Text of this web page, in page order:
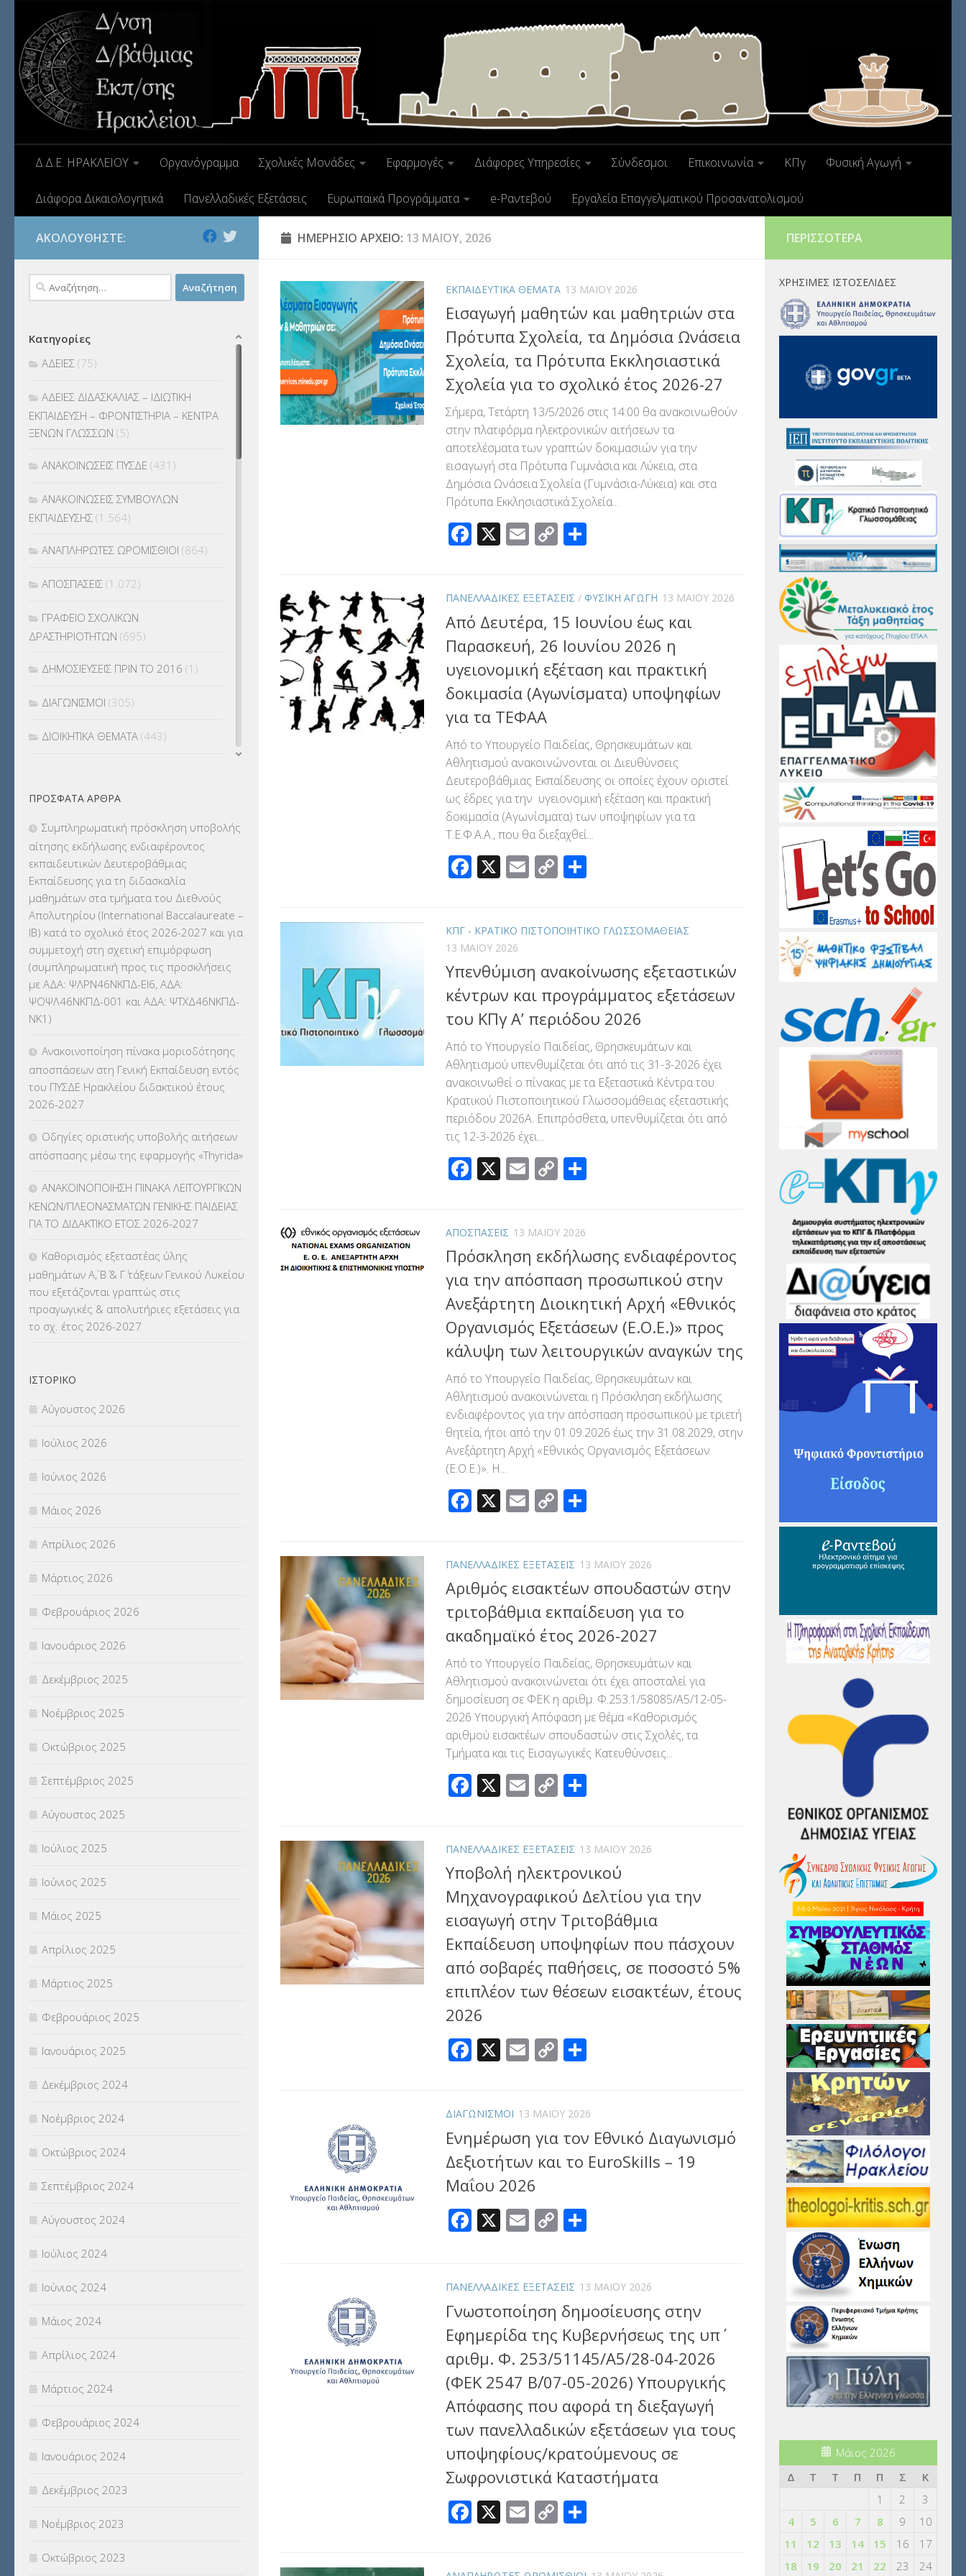
Δ.Δ.Ε. ΗΡΑΚΛΕΙΟΥ Οργανόγραμμα Σχολικές Μονάδες Εφαρμογές Διάφορες Υπηρεσίες Σύνδεσμοι Επικοινωνία ΚΠγ Φυσική Αγωγή
Διάφορα Δικαιολογητικά Πανελλαδικές Εξετάσεις Ευρωπαϊκά Προγράμματα e-Ραντεβού Εργαλεία Επαγγελματικού Προσανατολισμού
ΗΜΕΡΉΣΙΟ ΑΡΧΕΊΟ: 13 ΜΑΪ́ΟΥ, 2026
ΕΚΠΑΙΔΕΥΤΙΚΑ ΘΕΜΑΤΑ 13 ΜΑΪ́ΟΥ 2026
Εισαγωγή μαθητών και μαθητριών στα
Πρότυπα Σχολεία, τα Δημόσια Ωνάσεια
Σχολεία, τα Πρότυπα Εκκλησιαστικά
Σχολεία για το σχολικό έτος 2026-27
Σήμερα, Τετάρτη 13/5/2026 στις 14:00 θα ανακοινωθούν
στην πλατφόρμα ηλεκτρονικών αιτήσεων τα
αποτελέσματα των γραπτών δοκιμασιών για την
εισαγωγή στα Πρότυπα Γυμνάσια και Λύκεια, στα
Δημόσια Ωνάσεια Σχολεία (Γυμνάσια-Λύκεια) και στα
Πρότυπα Εκκλησιαστικά Σχολεία...
Facebook
X Email
Copy
ΠΑΝΕΛΛΑΔΙΚΕΣ ΕΞΕΤΑΣΕΙΣ / ΦΥΣΙΚΗ ΑΓΩΓΗ 13 ΜΑΪ́ΟΥ 2026
Από Δευτέρα, 15 Ιουνίου έως και
Παρασκευή, 26 Ιουνίου 2026 η
υγειονομική εξέταση και πρακτική
δοκιμασία (Αγωνίσματα) υποψηφίων
για τα ΤΕΦΑΑ
Από το Υπουργείο Παιδείας, Θρησκευμάτων και
Αθλητισμού ανακοινώνονται οι Διευθύνσεις
Δευτεροβάθμιας Εκπαίδευσης οι οποίες έχουν οριστεί
ως έδρες για την υγειονομική εξέταση και πρακτική
δοκιμασία (Αγωνίσματα) των υποψηφίων για τα
Τ.Ε.Φ.Α.Α., που θα διεξαχθεί...
Facebook
X Email
Copy
ΚΠΓ - ΚΡΑΤΙΚΟ ΠΙΣΤΟΠΟΙΗΤΙΚΟ ΓΛΩΣΣΟΜΑΘΕΙΑΣ
13 ΜΑΪ́ΟΥ 2026
Υπενθύμιση ανακοίνωσης εξεταστικών
κέντρων και προγράμματος εξετάσεων
του ΚΠγ Α’ περιόδου 2026
Από το Υπουργείο Παιδείας, Θρησκευμάτων και
Αθλητισμού υπενθυμίζεται ότι από τις 31-3-2026 έχει
ανακοινωθεί ο πίνακας με τα Εξεταστικά Κέντρα του
Κρατικού Πιστοποιητικού Γλωσσομάθειας εξεταστικής
περιόδου 2026Α. Επιπρόσθετα, υπενθυμίζεται ότι από
τις 12-3-2026 έχει...
Facebook
X Email
Copy
ΑΠΟΣΠΑΣΕΙΣ 13 ΜΑΪ́ΟΥ 2026
Πρόσκληση εκδήλωσης ενδιαφέροντος
για την απόσπαση προσωπικού στην
Ανεξάρτητη Διοικητική Αρχή «Εθνικός
Οργανισμός Εξετάσεων (Ε.Ο.Ε.)» προς
κάλυψη των λειτουργικών αναγκών της
Από το Υπουργείο Παιδείας, Θρησκευμάτων και
Αθλητισμού ανακοινώνεται η Πρόσκληση εκδήλωσης
ενδιαφέροντος για την απόσπαση προσωπικού με τριετή
θητεία, ήτοι από την 01.09.2026 έως την 31.08.2029, στην
Ανεξάρτητη Αρχή «Εθνικός Οργανισμός Εξετάσεων
(Ε.Ο.Ε.)». Η...
Facebook
X Email
Copy
ΠΑΝΕΛΛΑΔΙΚΕΣ ΕΞΕΤΑΣΕΙΣ 13 ΜΑΪ́ΟΥ 2026
Αριθμός εισακτέων σπουδαστών στην
τριτοβάθμια εκπαίδευση για το
ακαδημαϊκό έτος 2026-2027
Από το Υπουργείο Παιδείας, Θρησκευμάτων και
Αθλητισμού ανακοινώνεται ότι έχει αποσταλεί για
δημοσίευση σε ΦΕΚ η αριθμ. Φ.253.1/58085/A5/12-05-
2026 Υπουργική Απόφαση με θέμα «Καθορισμός
αριθμού εισακτέων σπουδαστών στις Σχολές, τα
Τμήματα και τις Εισαγωγικές Κατευθύνσεις...
Facebook
X Email
Copy
ΠΑΝΕΛΛΑΔΙΚΕΣ ΕΞΕΤΑΣΕΙΣ 13 ΜΑΪ́ΟΥ 2026
Υποβολή ηλεκτρονικού
Μηχανογραφικού Δελτίου για την
εισαγωγή στην Τριτοβάθμια
Εκπαίδευση υποψηφίων που πάσχουν
από σοβαρές παθήσεις, σε ποσοστό 5%
επιπλέον των θέσεων εισακτέων, έτους
2026
Facebook
X Email
Copy
ΔΙΑΓΩΝΙΣΜΟΙ 13 ΜΑΪ́ΟΥ 2026
Ενημέρωση για τον Εθνικό Διαγωνισμό
Δεξιοτήτων και το EuroSkills – 19
Μαΐου 2026
Facebook
X Email
Copy
ΠΑΝΕΛΛΑΔΙΚΕΣ ΕΞΕΤΑΣΕΙΣ 13 ΜΑΪ́ΟΥ 2026
Γνωστοποίηση δημοσίευσης στην
Εφημερίδα της Κυβερνήσεως της υπ΄
αριθμ. Φ. 253/51145/Α5/28-04-2026
(ΦΕΚ 2547 Β΄/07-05-2026) Υπουργικής
Απόφασης που αφορά τη διεξαγωγή
των πανελλαδικών εξετάσεων για τους
υποψηφίους/κρατούμενους σε
Σωφρονιστικά Καταστήματα
Facebook
X Email
Copy
ΑΚΟΛΟΥΘΉΣΤΕ:
Αναζήτηση
για:
Κατηγορίες
ΑΔΕΙΕΣ (75)
ΑΔΕΙΕΣ ΔΙΔΑΣΚΑΛΙΑΣ – ΙΔΙΩΤΙΚΗ
ΕΚΠΑΙΔΕΥΣΗ – ΦΡΟΝΤΙΣΤΗΡΙΑ – ΚΕΝΤΡΑ
ΞΕΝΩΝ ΓΛΩΣΣΩΝ (5)
ΑΝΑΚΟΙΝΩΣΕΙΣ ΠΥΣΔΕ (431)
ΑΝΑΚΟΙΝΩΣΕΙΣ ΣΥΜΒΟΥΛΩΝ
ΕΚΠΑΙΔΕΥΣΗΣ (1.564)
ΑΝΑΠΛΗΡΩΤΕΣ ΩΡΟΜΙΣΘΙΟΙ (864)
ΑΠΟΣΠΑΣΕΙΣ (1.072)
ΓΡΑΦΕΙΟ ΣΧΟΛΙΚΩΝ
ΔΡΑΣΤΗΡΙΟΤΗΤΩΝ (695)
ΔΗΜΟΣΙΕΥΣΕΙΣ ΠΡΙΝ ΤΟ 2016 (1)
ΔΙΑΓΩΝΙΣΜΟΙ (305)
ΔΙΟΙΚΗΤΙΚΑ ΘΕΜΑΤΑ (443)
ΕΚΔΡΟΜΕΣ(7.354)
ΕΚΠΑΙΔΕΥΤΙΚΑ ΘΕΜΑΤΑ (2.824)
ΕΠΑΛ(366)
ΕΠΙΜΟΡΦΩΣΗ Τ.Π.Ε.(10)
ΕΥΡΩΠΑΪΚΑ ΠΡΟΓΡΑΜΜΑΤΑ(230)
ΚΕΣΥ(60)
ΚΕΣΥΠ(109)
ΓΛΩΣΣΟΜΑΘΕΙΑΣ(135)
ΚΠπ- ΚΡΑΤΙΚΟ ΠΙΣΤΟΠΟΙΗΤΙΚΟ
ΠΛΗΡΟΦΟΡΙΚΗΣ
ΛΟΙΠΑ(309)
ΜΕΤΑΘΕΣΕΙΣ-ΤΟΠΟΘΕΤΗΣΕΙΣ
ΒΕΛΤΙΩΣΕΙΣ(319)
ΜΕΤΑΤΑΞΕΙΣ(87)
ΜΕΤΑΦΟΡΑ ΜΑΘΗΤΩΝ(3)
ΝΟΜΟΘΕΣΙΑ(66)
(18)
ΣΥΝΤΑΞΕΙΣ(12)
ΣΧΟΛΙΚΟΙ ΣΥΜΒΟΥΛΟΙ
ΥΠΕΡΑΡΙΘΜΟΙ(1)
ΥΠΟΤΡΟΦΙΕΣ(28)
ΦΥΣΙΚΗ ΑΓΩΓΗ(692)
Χωρίς κατηγορία
ΠΡΌΣΦΑΤΑ ΆΡΘΡΑ
Συμπληρωματική πρόσκληση υποβολής
αίτησης εκδήλωσης ενδιαφέροντος
εκπαιδευτικών Δευτεροβάθμιας
Εκπαίδευσης για τη διδασκαλία
μαθημάτων στα τμήματα του Διεθνούς
Απολυτηρίου (International Baccalaureate –
IB) κατά το σχολικό έτος 2026-2027 και για
συμμετοχή στη σχετική επιμόρφωση
(συμπληρωματική προς τις προσκλήσεις
με ΑΔΑ: ΨΛΡΝ46ΝΚΠΔ-ΕΙ6, ΑΔΑ:
ΨΟΨΛ46ΝΚΠΔ-001 και ΑΔΑ: ΨΤΧΔ46ΝΚΠΔ-
ΝΚ1)
Ανακοινοποίηση πίνακα μοριοδότησης
αποσπάσεων στη Γενική Εκπαίδευση εντός
του ΠΥΣΔΕ Ηρακλείου διδακτικού έτους
2026-2027
Οδηγίες οριστικής υποβολής αιτήσεων
απόσπασης μέσω της εφαρμογής «Thyrida»
ΑΝΑΚΟΙΝΟΠΟΙΗΣΗ ΠΙΝΑΚΑ ΛΕΙΤΟΥΡΓΙΚΩΝ
ΚΕΝΩΝ/ΠΛΕΟΝΑΣΜΑΤΩΝ ΓΕΝΙΚΗΣ ΠΑΙΔΕΙΑΣ
ΓΙΑ ΤΟ ΔΙΔΑΚΤΙΚΟ ΕΤΟΣ 2026-2027
Καθορισμός εξεταστέας ύλης
μαθημάτων Α΄, Β΄ & Γ΄ τάξεων Γενικού Λυκείου
που εξετάζονται γραπτώς στις
προαγωγικές & απολυτήριες εξετάσεις για
το σχ. έτος 2026-2027
ΙΣΤΟΡΙΚΌ
Αύγουστος 2026
Ιούλιος 2026
Ιούνιος 2026
Μάιος 2026
Απρίλιος 2026
Μάρτιος 2026
Φεβρουάριος 2026
Ιανουάριος 2026
Δεκέμβριος 2025
Νοέμβριος 2025
Οκτώβριος 2025
Σεπτέμβριος 2025
Αύγουστος 2025
Ιούλιος 2025
Ιούνιος 2025
Μάιος 2025
Απρίλιος 2025
Μάρτιος 2025
Φεβρουάριος 2025
Ιανουάριος 2025
Δεκέμβριος 2024
Νοέμβριος 2024
Οκτώβριος 2024
Σεπτέμβριος 2024
Αύγουστος 2024
Ιούλιος 2024
Ιούνιος 2024
Μάιος 2024
Απρίλιος 2024
Μάρτιος 2024
Φεβρουάριος 2024
Ιανουάριος 2024
Δεκέμβριος 2023
Νοέμβριος 2023
Οκτώβριος 2023
ΠΕΡΙΣΣΌΤΕΡΑ
ΧΡΉΣΙΜΕΣ ΙΣΤΟΣΕΛΊΔΕΣ
Μάιος 2026
Δ
Τ Τ Π Π Σ
Κ
1
2
3
4
5 6 7 8 9
10
11
12 13 14 15 16
17
18
19 20 21 22 23 24